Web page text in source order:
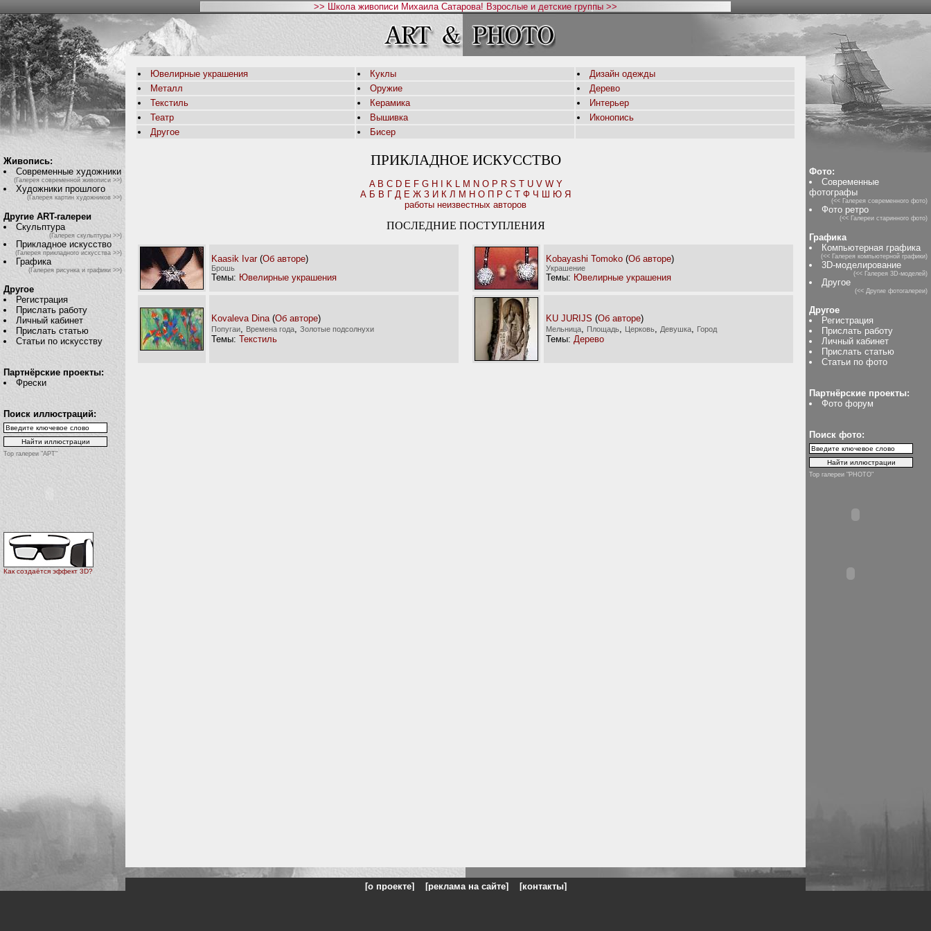
>> Школа живописи Михаила Сатарова! Взрослые и детские группы >>
Живопись:
Современные художники
(Галерея современной живописи >>)
Художники прошлого
(Галерея картин художников >>)
Другие ART-галереи
Скульптура
(Галерея скульптуры >>)
Прикладное искусство
(Галерея прикладного искусства >>)
Графика
(Галерея рисунка и графики >>)
Другое
Регистрация
Прислать работу
Личный кабинет
Прислать статью
Статьи по искусству
Партнёрские проекты:
Фрески
Поиск иллюстраций:
Top галереи "АРТ"
Как создаётся эффект 3D?
Ювелирные украшения Куклы
Дизайн одежды
Металл
Оружие
Дерево
Текстиль
Керамика
Интерьер
Театр
Вышивка
Иконопись
Другое
Бисер
ПРИКЛАДНОЕ ИСКУССТВО
A B C D E F G H K L M N O P R S T U V W Y
А Б В Г Д Е Ж З И К Л М Н О П Р С Т Ф Ч Ш Ю Я
работы неизвестных авторов
ПОСЛЕДНИЕ ПОСТУПЛЕНИЯ
Kaasik Ivar (Об авторе)
Брошь
Темы: Ювелирные украшения
Kobayashi Tomoko (Об авторе)
Украшение
Темы: Ювелирные украшения
Kovaleva Dina (Об авторе)
Попугаи Времена года Золотые подсолнухи
Темы: Текстиль
KU JURIJS (Об авторе)
Мельница Площадь Церковь Девушка Город
Темы: Дерево
Фото:
Современные
фотографы
(<< Галерея современного фото)
Фото ретро
(<< Галереи старинного фото)
Графика
Компьютерная графика
(<< Галерея компьютерной графики)
3D-моделирование
(<< Галерея 3D-моделей)
Другое
(<< Другие фотогалереи)
Другое
Регистрация
Прислать работу
Личный кабинет
Прислать статью
Статьи по фото
Партнёрские проекты:
Фото форум
Поиск фото:
Top галереи "PHOTO"
[о проекте] [реклама на сайте] [контакты]